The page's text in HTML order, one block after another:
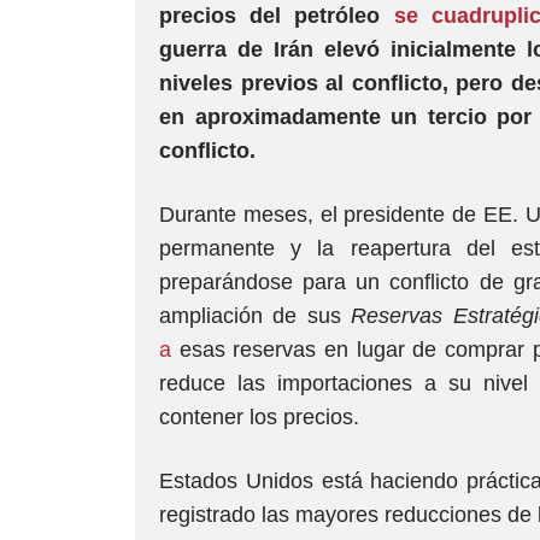
precios del petróleo se
guerra de Irán elevó inicialmente
niveles previos al conflicto, pero
en aproximadamente un tercio
conflicto.
Durante meses, el presidente de EE.
permanente y la reapertura del
preparándose para un conflicto de
ampliación de susReservas
a esas reservas en lugar de comprar
reduce las importaciones a su
contener los precios.
Estados Unidos está haciendo
registrado las mayores reducciones